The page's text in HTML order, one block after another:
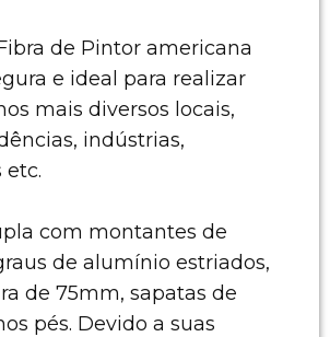
de Pintor americana
e ideal para realizar
mais diversos locais,
indústrias,
etc.
com montantes de
de alumínio estriados,
de 75mm, sapatas de
pés. Devido a suas